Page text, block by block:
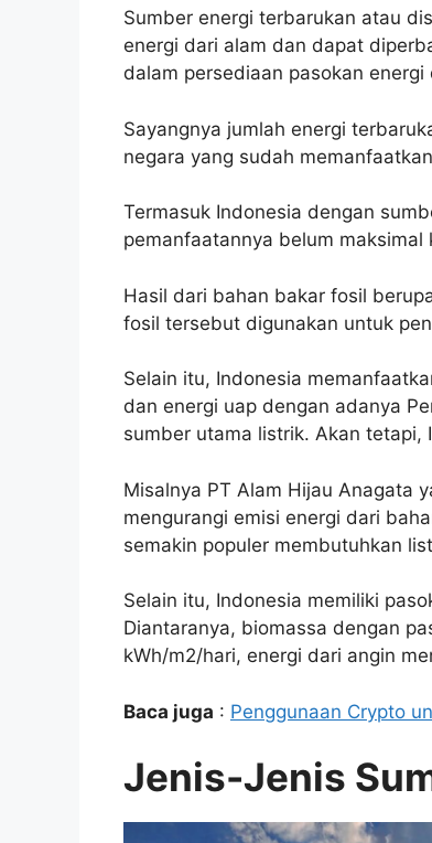
Sumber energi terbarukan atau
energi dari alam dan dapat
dalam persediaan pasokan
Sayangnya jumlah energi
negara yang sudah
Termasuk Indonesia dengan
pemanfaatannya belum
Hasil dari bahan bakar fosil
fosil tersebut digunakan untuk
Selain itu, Indonesia
dan energi uap dengan adanya
sumber utama listrik. Akan tetapi,
Misalnya PT Alam Hijau Anagata
mengurangi emisi energi dari
semakin populer membutuhkan
Selain itu, Indonesia memiliki
Diantaranya, biomassa dengan
kWh/m2/hari, energi dari angin
Baca juga : Penggunaan Crypto
Jenis-Jenis